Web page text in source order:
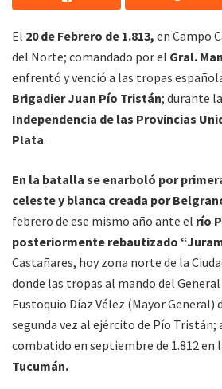
El 20 de Febrero de 1.813, en Campo
del Norte; comandado por el Gral.
enfrentó y venció a las tropas
Brigadier Juan Pío Tristán; durante la
Independencia de las Provincias
Plata.
En la batalla se enarboló por
celeste y blanca creada por
febrero de ese mismo año ante el río
posteriormente rebautizado
Castañares, hoy zona norte de la
donde las tropas al mando del
Eustoquio Díaz Vélez (Mayor
segunda vez al ejército de Pío Tristán;
combatido en septiembre de 1.812 en
Tucumán.